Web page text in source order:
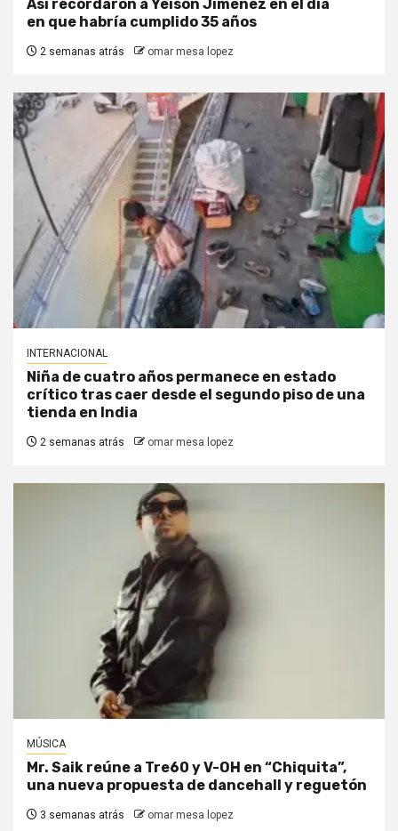
Así recordaron a Yeison Jiménez en el día
en que habría cumplido 35 años
2 semanas atrás omar mesa lopez
INTERNACIONAL
Niña de cuatro años permanece en estado
crítico tras caer desde el segundo piso de una
tienda en India
2 semanas atrás omar mesa lopez
MÚSICA
Mr. Saik reúne a Tre60 y V-OH en “Chiquita”,
una nueva propuesta de dancehall y reguetón
3 semanas atrás omar mesa lopez